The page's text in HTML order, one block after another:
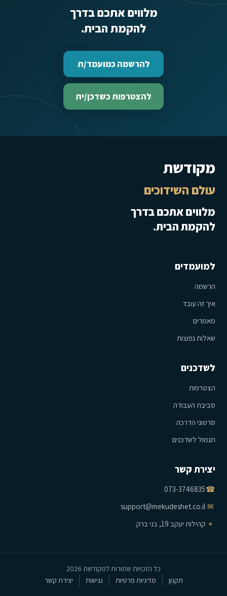
מלווים אתכם בדרך
להקמת הבית.
להרשמה כמועמד/ת
להצטרפות כשדכן/ית
מקודשת
עולם השידוכים
מלווים אתכם בדרך
להקמת הבית.
למועמדים
הרשמה
איך זה עובד
מאמרים
שאלות נפוצות
לשדכנים
הצטרפות
סביבת העבודה
סרטוני הדרכה
תגמול לשדכנים
יצירת קשר
☎
073-3746835
✉
support@mekudeshet.co.il
⌖ קהילות יעקב 19, בני ברק
כל הזכויות שמורות למקודשת 2026
תקנון
מדיניות פרטיות נגישות יצירת קשר